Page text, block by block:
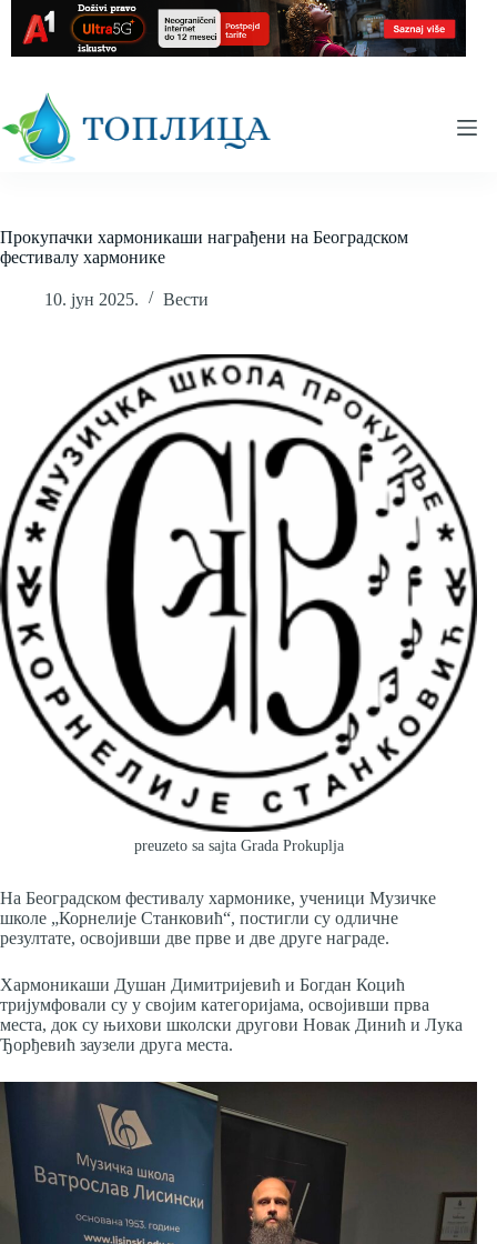
content
Прокупачки хармоникаши награђени на Београдском
фестивалу хармонике
10. јун 2025. Вести
preuzeto sa sajta Grada Prokuplja
На Београдском фестивалу хармонике, ученици Музичке
школе „Корнелије Станковић“, постигли су одличне
резултате, освојивши две прве и две друге награде.
Хармоникаши Душан Димитријевић и Богдан Коцић
тријумфовали су у својим категоријама, освојивши прва
места, док су њихови школски другови Новак Динић и Лука
Ђорђевић заузели друга места.